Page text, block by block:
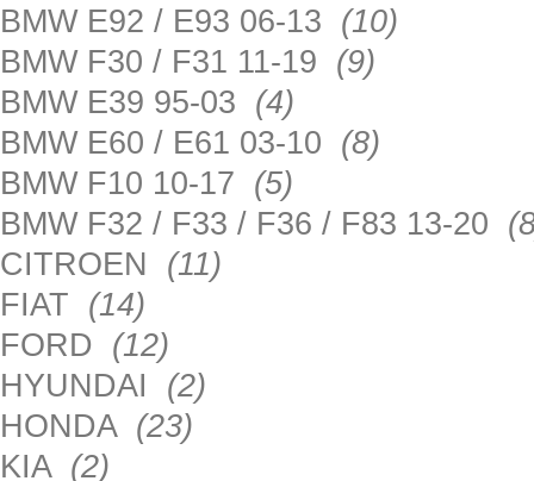
BMW E92 / E93 06-13 (10)
BMW F30 / F31 11-19 (9)
BMW E39 95-03 (4)
BMW E60 / E61 03-10 (8)
BMW F10 10-17 (5)
BMW F32 / F33 / F36 / F83 13-20
CITROEN (11)
FIAT (14)
FORD (12)
HYUNDAI (2)
HONDA (23)
KIA (2)